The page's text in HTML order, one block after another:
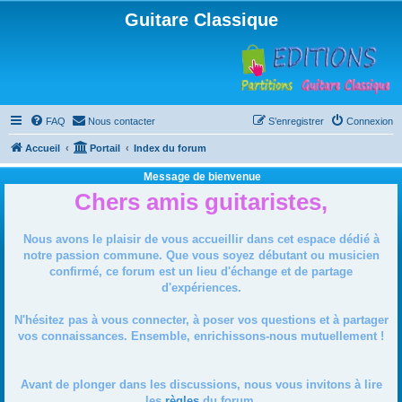
Guitare Classique
FAQ Nous contacter Connexion
S’enregistrer
Accueil Portail Index du forum
Message de bienvenue
Chers amis guitaristes,
Nous avons le plaisir de vous accueillir dans cet espace dédié à
notre passion commune. Que vous soyez débutant ou musicien
confirmé, ce forum est un lieu d'échange et de partage
d'expériences.
N'hésitez pas à vous connecter, à poser vos questions et à partager
vos connaissances. Ensemble, enrichissons-nous mutuellement !
Avant de plonger dans les discussions, nous vous invitons à lire